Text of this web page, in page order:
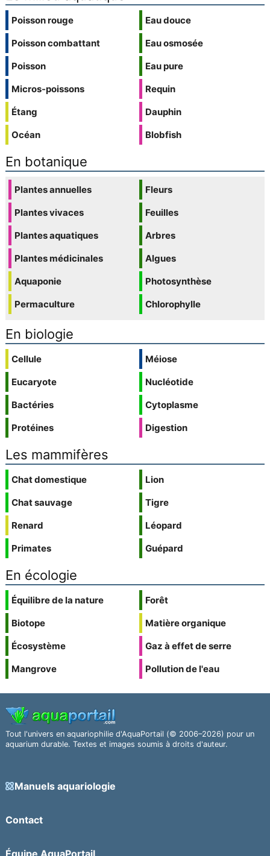
Poisson rouge
Poisson combattant
Poisson
Micros-poissons
Étang
Océan
Eau douce
Eau osmosée
Eau pure
Requin
Dauphin
Blobfish
En botanique
Plantes annuelles
Plantes vivaces
Plantes aquatiques
Plantes médicinales
Aquaponie
Permaculture
Fleurs
Feuilles
Arbres
Algues
Photosynthèse
Chlorophylle
En biologie
Cellule
Eucaryote
Bactéries
Protéines
Méiose
Nucléotide
Cytoplasme
Digestion
Les mammifères
Chat domestique
Chat sauvage
Renard
Primates
Lion
Tigre
Léopard
Guépard
En écologie
Équilibre de la nature
Biotope
Écosystème
Mangrove
Forêt
Matière organique
Gaz à effet de serre
Pollution de l'eau
Tout l'univers en aquariophilie d'AquaPortail (© 2006–2026) pour un
aquarium durable. Textes et images soumis à droits d'auteur.
Manuels aquariologie
Contact